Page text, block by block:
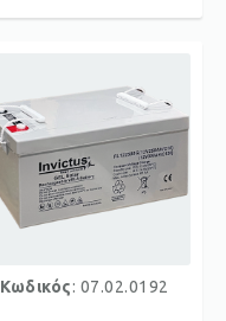
Κωδικός: 07.02.0192